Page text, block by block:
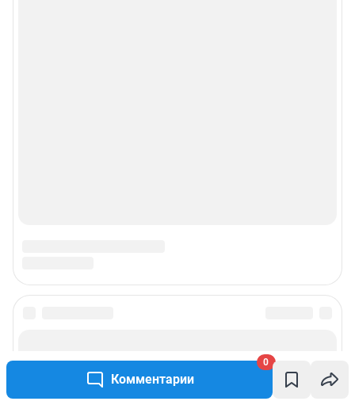
Комментарии
0